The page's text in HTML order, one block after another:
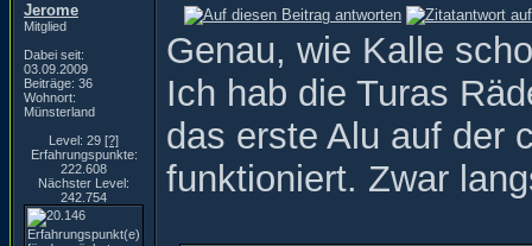
Jerome
Mitglied
Dabei seit:
03.09.2009
Beiträge: 36
Wohnort:
Münsterland
Level: 29 [?]
Erfahrungspunkte:
222.608
Nächster Level:
242.754
Genau, wie Kalle
Ich hab die Turas
das erste Alu auf der
funktioniert. Zwar